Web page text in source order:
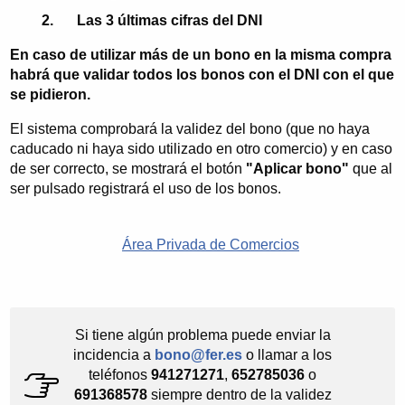
Las 3 últimas cifras del DNI
En caso de utilizar más de un bono en la misma compra
habrá que validar todos los bonos con el DNI con el que
se pidieron.
El sistema comprobará la validez del bono (que no haya
caducado ni haya sido utilizado en otro comercio) y en caso
de ser correcto, se mostrará el botón "Aplicar bono" que al
ser pulsado registrará el uso de los bonos.
Área Privada de Comercios
Si tiene algún problema puede enviar la
incidencia a bono@fer.es o llamar a los
teléfonos 941271271, 652785036 o
691368578siempre dentro de la validez